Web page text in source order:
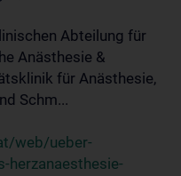
Abteilung für
Anästhesie &
für Anästhesie,
Schm...
web/ueber-